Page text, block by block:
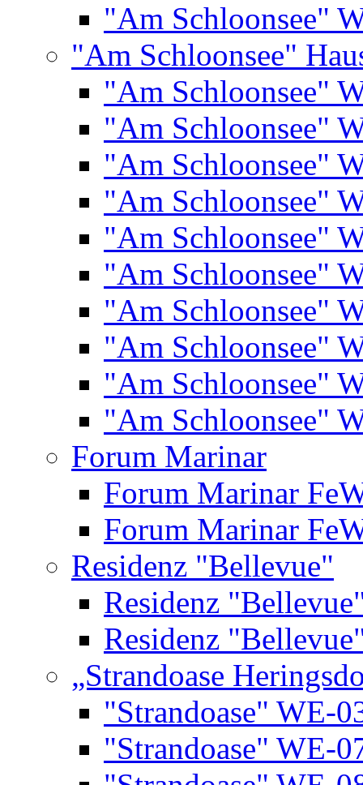
"Am Schloonsee"
"Am Schloonsee"
"Am Schloonsee"
"Am Schloonsee"
"Am Schloonsee"
"Am Schloonsee"
"Am Schloonsee"
"Am Schloonsee"
"Am Schloonsee"
"Am Schloonsee"
"Am Schloonsee"
"Am Schloonsee"
Forum Marinar
Forum Marinar
Forum Marinar
Residenz "Bellevue"
Residenz
Residenz
„Strandoase
"Strandoase" WE-
"Strandoase" WE-